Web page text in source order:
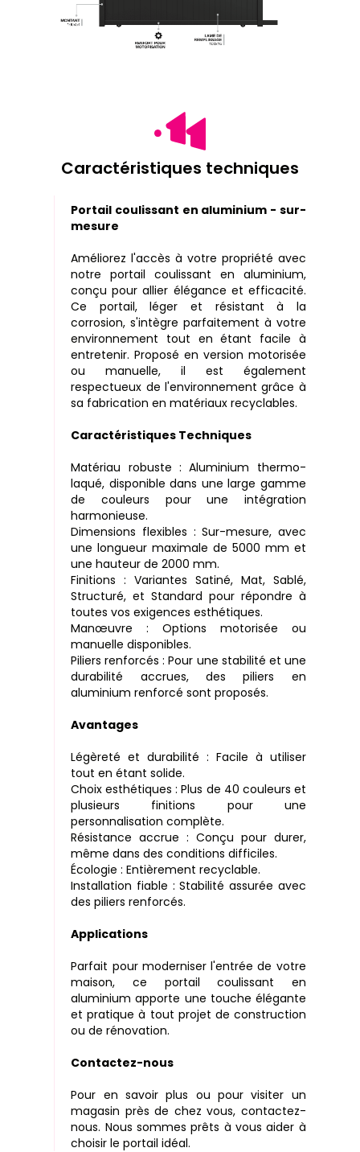
Caractéristiques techniques
Portail coulissant en aluminium - sur-
mesure
Améliorez l'accès à votre propriété avec
notre portail coulissant en aluminium,
conçu pour allier élégance et efficacité.
Ce portail, léger et résistant à la
corrosion, s'intègre parfaitement à votre
environnement tout en étant facile à
entretenir. Proposé en version motorisée
ou manuelle, il est également
respectueux de l'environnement grâce à
sa fabrication en matériaux recyclables.
Caractéristiques Techniques
Matériau robuste : Aluminium thermo-
laqué, disponible dans une large gamme
de couleurs pour une intégration
harmonieuse.
Dimensions flexibles : Sur-mesure, avec
une longueur maximale de 5000 mm et
une hauteur de 2000 mm.
Finitions : Variantes Satiné, Mat, Sablé,
Structuré, et Standard pour répondre à
toutes vos exigences esthétiques.
Manœuvre : Options motorisée ou
manuelle disponibles.
Piliers renforcés : Pour une stabilité et une
durabilité accrues, des piliers en
aluminium renforcé sont proposés.
Avantages
Légèreté et durabilité : Facile à utiliser
tout en étant solide.
Choix esthétiques : Plus de 40 couleurs et
plusieurs finitions pour une
personnalisation complète.
Résistance accrue : Conçu pour durer,
même dans des conditions difficiles.
Écologie : Entièrement recyclable.
Installation fiable : Stabilité assurée avec
des piliers renforcés.
Applications
Parfait pour moderniser l'entrée de votre
maison, ce portail coulissant en
aluminium apporte une touche élégante
et pratique à tout projet de construction
ou de rénovation.
Contactez-nous
Pour en savoir plus ou pour visiter un
magasin près de chez vous, contactez-
nous. Nous sommes prêts à vous aider à
choisir le portail idéal.